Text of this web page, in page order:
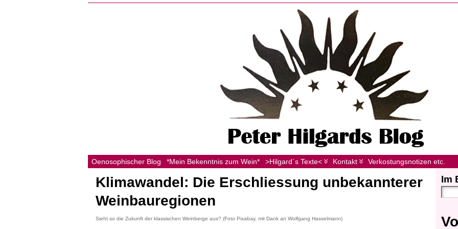
Oenosophischer Blog *Mein Bekenntnis zum Wein* >Hilgard´s Texte< Kontakt Verkostungsnotizen etc.
Klimawandel: Die Erschliessung unbekannterer
Weinbauregionen
Sieht so die Zukunft der klassischen Weinberge aus? (Foto Pixabay, mit Dank an Wolfgang Hasselmann)
Im